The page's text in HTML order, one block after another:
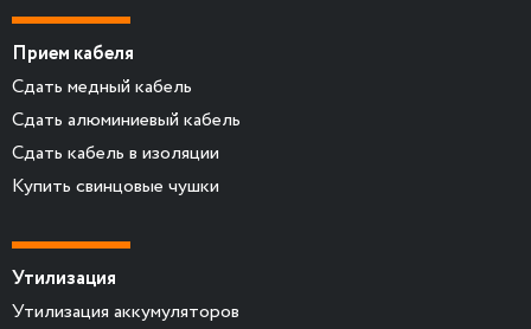
Прием кабеля
Сдать медный кабель
Сдать алюминиевый кабель
Сдать кабель в изоляции
Купить свинцовые чушки
Утилизация
Утилизация аккумуляторов